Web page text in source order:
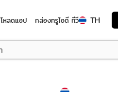
โหลดแอป กล่องทรูไอดี ทีวี TH